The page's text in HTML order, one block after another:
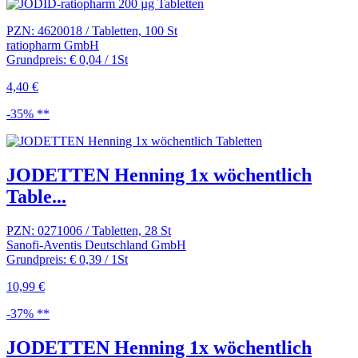
PZN: 4620018 / Tabletten, 100 St
ratiopharm GmbH
Grundpreis: € 0,04 / 1St
4,40 €
-35% **
JODETTEN Henning 1x wöchentlich
Table...
PZN: 0271006 / Tabletten, 28 St
Sanofi-Aventis Deutschland GmbH
Grundpreis: € 0,39 / 1St
10,99 €
-37% **
JODETTEN Henning 1x wöchentlich